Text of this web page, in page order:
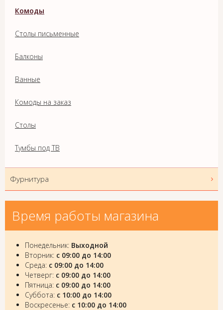
Комоды
Столы письменные
Балконы
Ванные
Комоды на заказ
Столы
Тумбы под ТВ
Фурнитура
Время работы магазина
Понедельник: Выходной
Вторник: с 09:00 до 14:00
Среда: с 09:00 до 14:00
Четверг: с 09:00 до 14:00
Пятница: с 09:00 до 14:00
Суббота: с 10:00 до 14:00
Воскресенье: с 10:00 до 14:00